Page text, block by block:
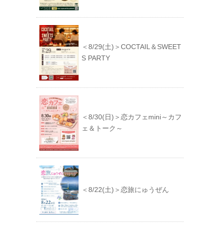
＜8/29(土)＞COCTAIL＆SWEET
S PARTY
＜8/30(日)＞恋カフェmini～カフ
ェ＆トーク～
＜8/22(土)＞恋旅にゅうぜん